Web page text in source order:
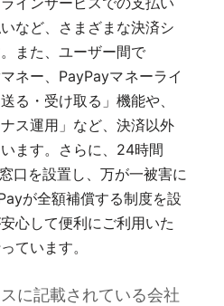
など、さまざまな決済シ
また、ユーザー間で
ネー、PayPayマネーライ
る・受け取る」機能や、
ス運用」など、決済以外
ます。さらに、24時間
口を設置し、万が一被害に
が全額補償する制度を設
心して便利にご利用いた
ています。
に記載されている会社